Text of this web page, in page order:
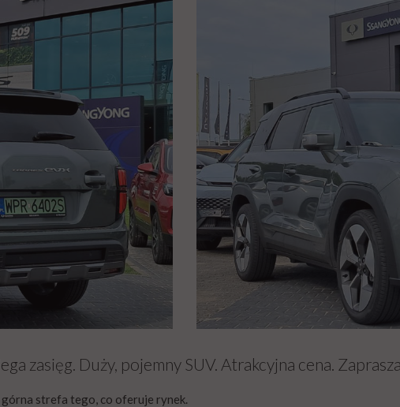
zasięg. Duży, pojemny SUV. Atrakcyjna cena.
strefa tego, co oferuje rynek.